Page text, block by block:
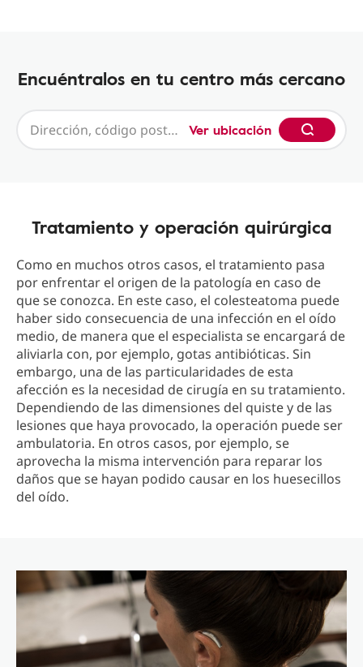
Encuéntralos en tu centro más cercano
Ver ubicación
Tratamiento y operación quirúrgica
Como en muchos otros casos, el tratamiento pasa
por enfrentar el origen de la patología en caso de
que se conozca. En este caso, el colesteatoma puede
haber sido consecuencia de una infección en el oído
medio, de manera que el especialista se encargará de
aliviarla con, por ejemplo, gotas antibióticas. Sin
embargo, una de las particularidades de esta
afección es la necesidad de cirugía en su tratamiento.
Dependiendo de las dimensiones del quiste y de las
lesiones que haya provocado, la operación puede ser
ambulatoria. En otros casos, por ejemplo, se
aprovecha la misma intervención para reparar los
daños que se hayan podido causar en los huesecillos
del oído.